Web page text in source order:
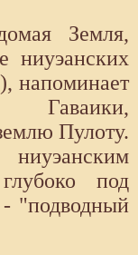
Земля,
ниуэанских
напоминает
Пулоту.
под
- "подводный